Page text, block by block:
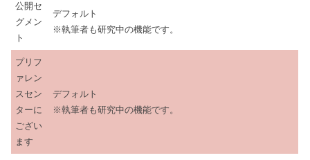
公開セ
グメン
ト
デフォルト
※執筆者も研究中の機能です。
プリフ
ァレン
スセン
ターに
ござい
ます
デフォルト
※執筆者も研究中の機能です。